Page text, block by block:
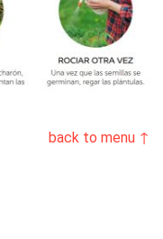
back to menu ↑